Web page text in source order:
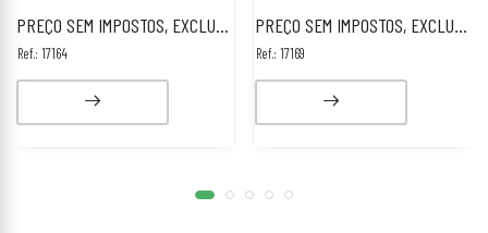
PREÇO SEM IMPOSTOS, EXCLUSIVO PARA ESTRANGEIROS.
Ref.: 17164
PREÇO SEM IMPOSTOS, EXCLUSIVO PARA ESTRANGEIROS.
Ref.: 17169